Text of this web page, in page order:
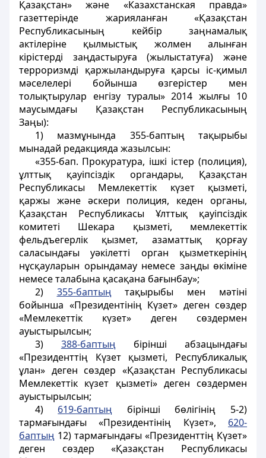
Қазақстан» және «Казахстанская правда»
газеттерінде жарияланған «Қазақстан
Республикасының кейбір заңнамалық
актілеріне қылмыстық жолмен алынған
кірістерді заңдастыруға (жылыстатуға) және
терроризмді қаржыландыруға қарсы іс-қимыл
мәселелері бойынша өзгерістер мен
толықтырулар енгізу туралы» 2014 жылғы 10
маусымдағы Қазақстан Республикасының
Заңы):
1) мазмұнында 355-баптың тақырыбы
мынадай редакцияда жазылсын:
«355-бап. Прокуратура, iшкi iстер (полиция),
ұлттық қауiпсiздiк органдары, Қазақстан
Республикасы Мемлекеттік күзет қызметi,
қаржы және әскери полиция, кеден органы,
Қазақстан Республикасы Ұлттық қауіпсіздік
комитеті Шекара қызметі, мемлекеттік
фельдъегерлік қызмет, азаматтық қорғау
саласындағы уәкілетті орган қызметкерiнiң
нұсқауларын орындамау немесе заңды өкiмiне
немесе талабына қасақана бағынбау»;
2) 355-баптың тақырыбы мен мәтіні
бойынша «Президентінің Күзет» деген сөздер
«Мемлекеттік күзет» деген сөздермен
ауыстырылсын;
3) 388-баптың бірінші абзацындағы
«Президенттiң Күзет қызметi, Республикалық
ұлан» деген сөздер «Қазақстан Республикасы
Мемлекеттік күзет қызметі» деген сөздермен
ауыстырылсын;
4) 619-баптың бірінші бөлігінің 5-2)
тармағындағы «Президентiнiң Күзет», 620-
баптың 12) тармағындағы «Президенттiң Күзет»
деген сөздер «Қазақстан Республикасы